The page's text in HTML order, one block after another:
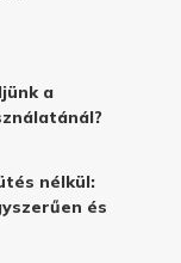
a
nélkül:
és